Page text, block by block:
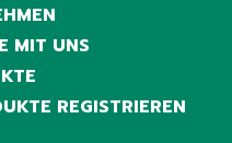
MIT UNS
REGISTRIEREN